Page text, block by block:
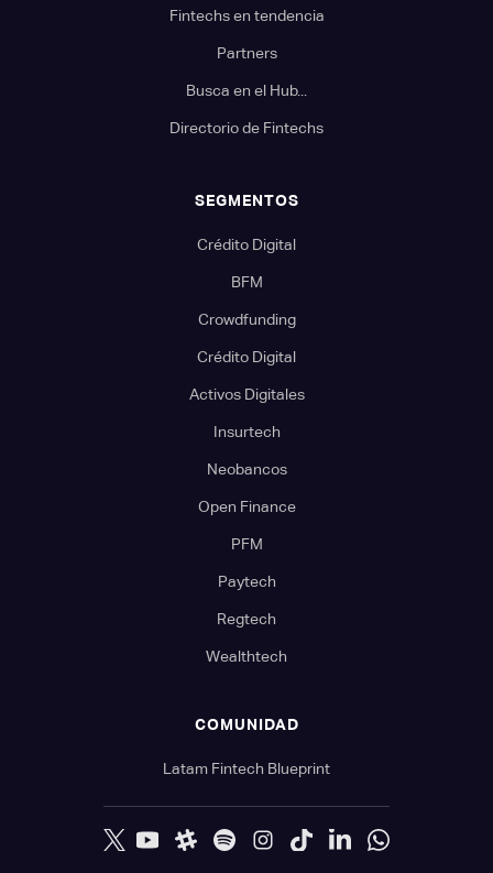
Fintechs en tendencia
Partners
Busca en el Hub...
Directorio de Fintechs
SEGMENTOS
Crédito Digital
BFM
Crowdfunding
Crédito Digital
Activos Digitales
Insurtech
Neobancos
Open Finance
PFM
Paytech
Regtech
Wealthtech
COMUNIDAD
Latam Fintech Blueprint